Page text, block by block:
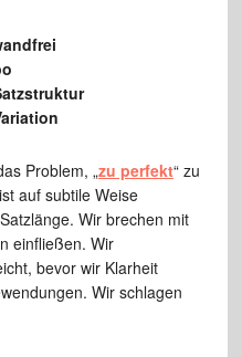
Problem, „zu perfekt“ zu
auf subtile Weise
Wir brechen mit
einfließen. Wir
bevor wir Klarheit
Wir schlagen